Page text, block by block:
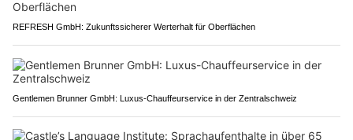
REFRESH GmbH: Zukunftssicherer Werterhalt für Oberflächen
Gentlemen Brunner GmbH: Luxus-Chauffeurservice in der Zentralschweiz